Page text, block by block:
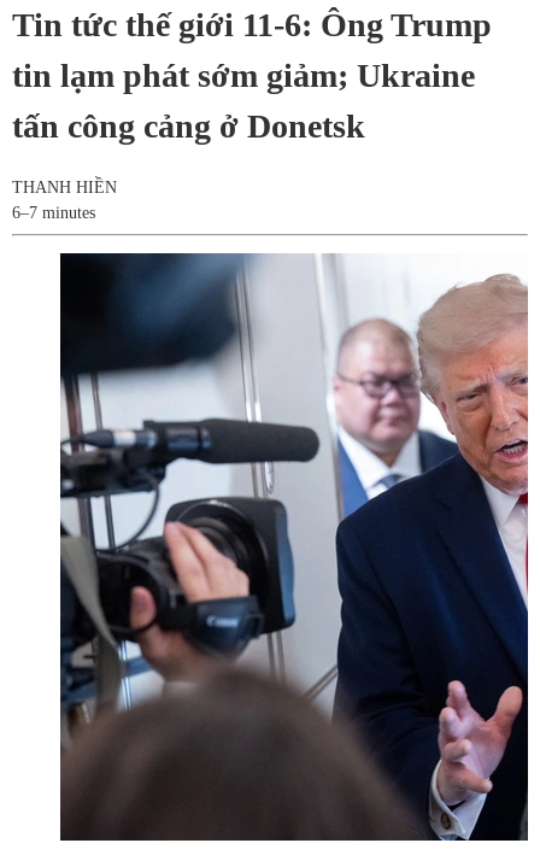
Tin tức thế giới 11-6: Ông Trump
tin lạm phát sớm giảm; Ukraine
tấn công cảng ở Donetsk
THANH HIỀN
6–7 minutes